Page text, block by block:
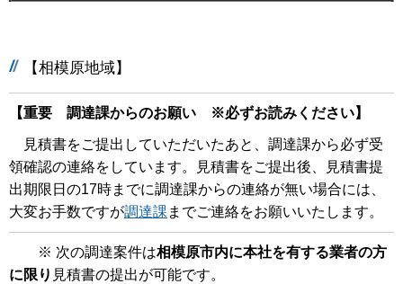
【相模原地域】
【重要 調達課からのお願い ※必ずお読みください】
見積書をご提出していただいたあと、調達課から必ず受
領確認の連絡をしています。見積書をご提出後、見積書提
出期限日の17時までに調達課からの連絡が無い場合には、
大変お手数ですが調達課 までご連絡をお願いいたします。
※ 次の調達案件は相模原市内に本社を有する業者の方
に限り 見積書の提出が可能です。